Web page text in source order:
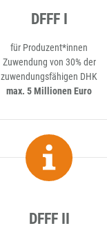
DFFF I
für Produzent*innen
Zuwendung von 30% der
zuwendungsfähigen DHK
max. 5 Millionen Euro
DFFF II